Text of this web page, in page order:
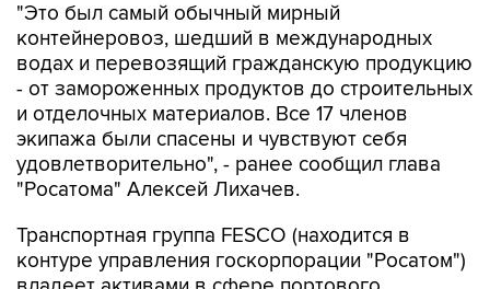
"Это был самый обычный мирный
контейнеровоз, шедший в международных
водах и перевозящий гражданскую продукцию
- от замороженных продуктов до строительных
и отделочных материалов. Все 17 членов
экипажа были спасены и чувствуют себя
удовлетворительно", - ранее сообщил глава
"Росатома" Алексей Лихачев.
Транспортная группа FESCO (находится в
контуре управления госкорпорации "Росатом")